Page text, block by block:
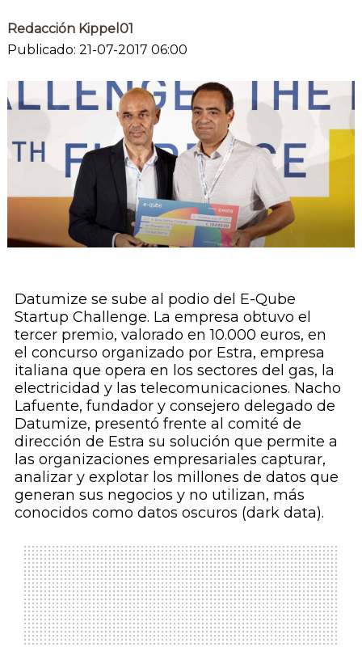
Redacción Kippel01
Publicado: 21-07-2017 06:00
Datumize se sube al podio del E-Qube
Startup Challenge. La empresa obtuvo el
tercer premio, valorado en 10.000 euros, en
el concurso organizado por Estra, empresa
italiana que opera en los sectores del gas, la
electricidad y las telecomunicaciones. Nacho
Lafuente, fundador y consejero delegado de
Datumize, presentó frente al comité de
dirección de Estra su solución que permite a
las organizaciones empresariales capturar,
analizar y explotar los millones de datos que
generan sus negocios y no utilizan, más
conocidos como datos oscuros (dark data).